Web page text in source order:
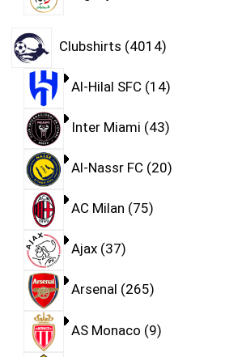
Clubshirts 4014
Al-Hilal SFC 14
Inter Miami 43
Al-Nassr FC 20
AC Milan 75
Ajax 37
Arsenal 265
AS Monaco 9